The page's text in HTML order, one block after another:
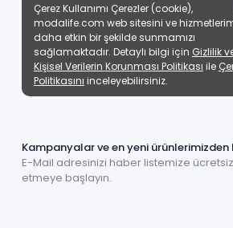
Kampanyalar ve en yeni ürünlerimizden
E-Mail adresinizi haber listemize
etmeye başlayın.
Çerez Kullanımı Çerezler (cookie),
modalife.com web sitesini ve
daha etkin bir şekilde sunmamızı
sağlamaktadır. Detaylı bilgi için Gizlilik
Kişisel Verilerin Korunması Politikası ile
Politikasını inceleyebilirsiniz.